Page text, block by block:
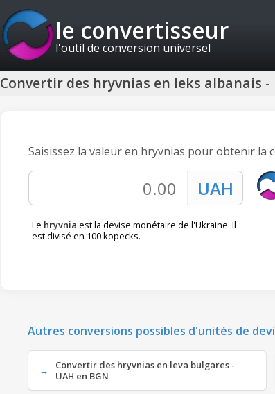
le convertisseur
l'outil de conversion universel
Convertir des hryvnias en leks albanais -
Saisissez la valeur en hryvnias pour obtenir la
Le hryvnia est la devise monétaire de l'Ukraine. Il
est divisé en 100 kopecks.
Autres conversions possibles d'unités de
Convertir des hryvnias en leva bulgares -
UAH en BGN